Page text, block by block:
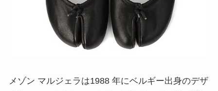
メゾン マルジェラは1988 年にベルギー出身のデザ